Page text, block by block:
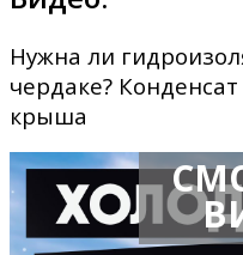
Нужна ли
чердаке?
крыша